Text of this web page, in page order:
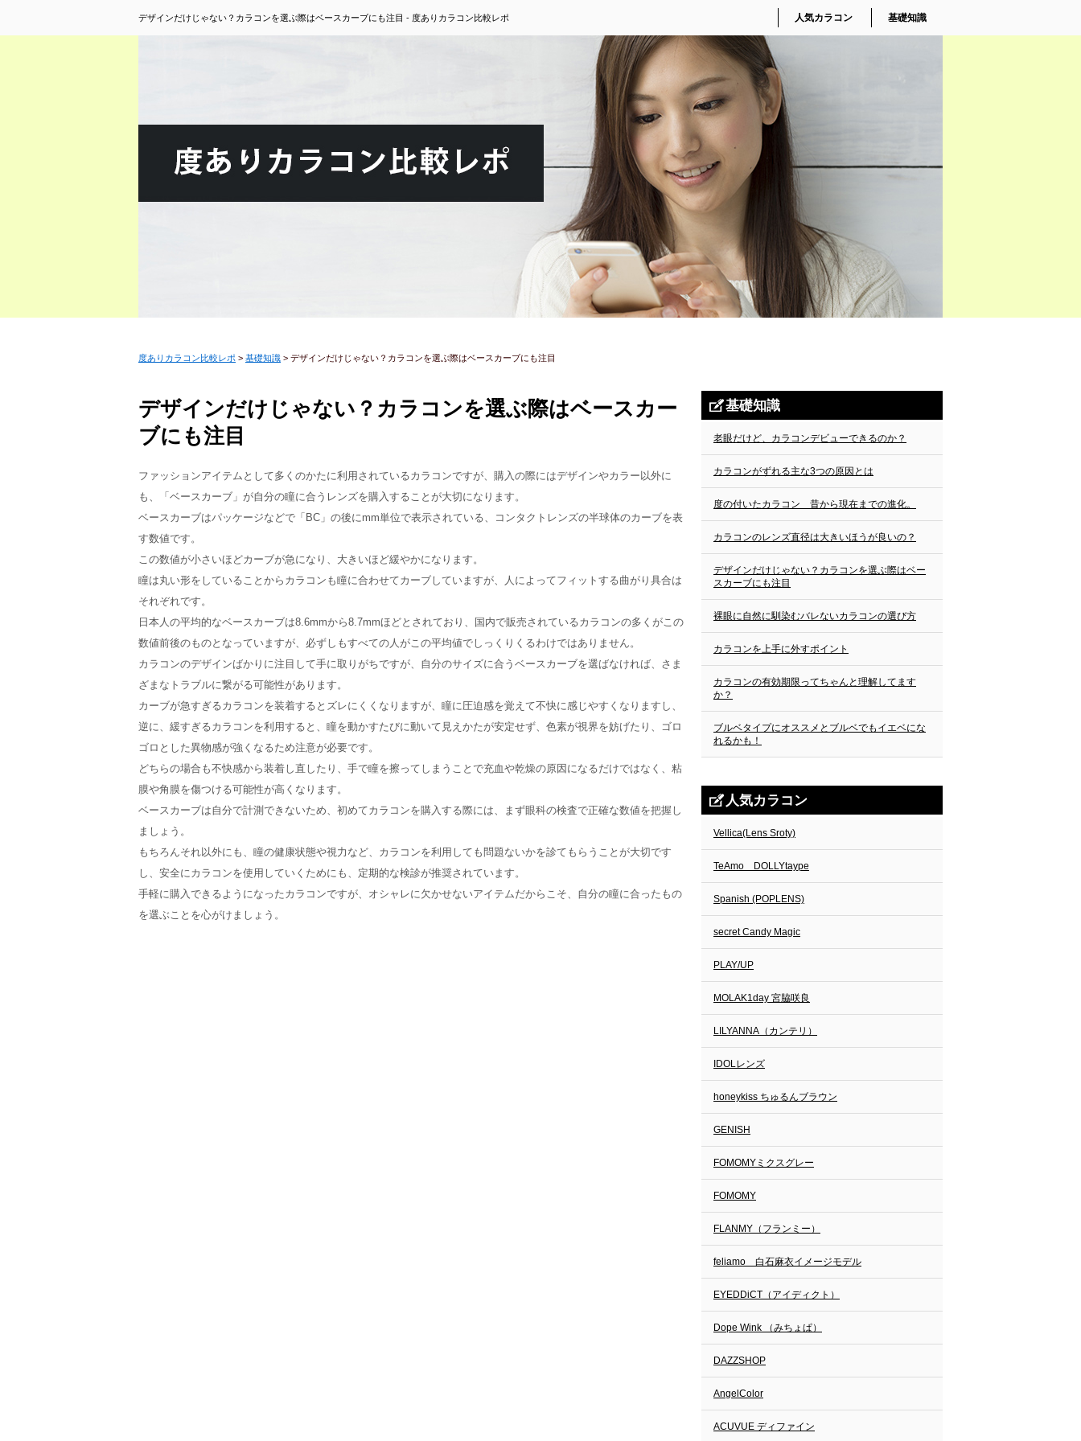
デザインだけじゃない？カラコンを選ぶ際はベースカーブにも注目 - 度ありカラコン比較レポ 人気カラコン 基礎知識
度ありカラコン比較レポ > 基礎知識 > デザインだけじゃない？カラコンを選ぶ際はベースカーブにも注目
デザインだけじゃない？カラコンを選ぶ際はベースカー
ブにも注目
ファッションアイテムとして多くのかたに利用されているカラコンですが、購入の際にはデザインやカラー以外に
も、「ベースカーブ」が自分の瞳に合うレンズを購入することが大切になります。
ベースカーブはパッケージなどで「BC」の後にmm単位で表示されている、コンタクトレンズの半球体のカーブを表
す数値です。
この数値が小さいほどカーブが急になり、大きいほど緩やかになります。
瞳は丸い形をしていることからカラコンも瞳に合わせてカーブしていますが、人によってフィットする曲がり具合は
それぞれです。
日本人の平均的なベースカーブは8.6mmから8.7mmほどとされており、国内で販売されているカラコンの多くがこの
数値前後のものとなっていますが、必ずしもすべての人がこの平均値でしっくりくるわけではありません。
カラコンのデザインばかりに注目して手に取りがちですが、自分のサイズに合うベースカーブを選ばなければ、さま
ざまなトラブルに繋がる可能性があります。
カーブが急すぎるカラコンを装着するとズレにくくなりますが、瞳に圧迫感を覚えて不快に感じやすくなりますし、
逆に、緩すぎるカラコンを利用すると、瞳を動かすたびに動いて見えかたが安定せず、色素が視界を妨げたり、ゴロ
ゴロとした異物感が強くなるため注意が必要です。
どちらの場合も不快感から装着し直したり、手で瞳を擦ってしまうことで充血や乾燥の原因になるだけではなく、粘
膜や角膜を傷つける可能性が高くなります。
ベースカーブは自分で計測できないため、初めてカラコンを購入する際には、まず眼科の検査で正確な数値を把握し
ましょう。
もちろんそれ以外にも、瞳の健康状態や視力など、カラコンを利用しても問題ないかを診てもらうことが大切です
し、安全にカラコンを使用していくためにも、定期的な検診が推奨されています。
手軽に購入できるようになったカラコンですが、オシャレに欠かせないアイテムだからこそ、自分の瞳に合ったもの
を選ぶことを心がけましょう。
基礎知識
老眼だけど、カラコンデビューできるのか？
カラコンがずれる主な3つの原因とは
度の付いたカラコン 昔から現在までの進化。
カラコンのレンズ直径は大きいほうが良いの？
デザインだけじゃない？カラコンを選ぶ際はベー
スカーブにも注目
裸眼に自然に馴染むバレないカラコンの選び方
カラコンを上手に外すポイント
カラコンの有効期限ってちゃんと理解してます
か？
ブルベタイプにオススメとブルベでもイエベにな
れるかも！
人気カラコン
Vellica(Lens Sroty)
TeAmo DOLLYtaype
Spanish (POPLENS)
secret Candy Magic
PLAY/UP
MOLAK1day 宮脇咲良
LILYANNA（カンテリ）
IDOLレンズ
honeykiss ちゅるんブラウン
GENISH
FOMOMYミクスグレー
FOMOMY
FLANMY（フランミー）
feliamo 白石麻衣イメージモデル
EYEDDiCT（アイディクト）
Dope Wink （みちょぱ）
DAZZSHOP
AngelColor
ACUVUE ディファイン